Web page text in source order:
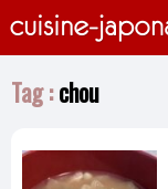
Tag :chou